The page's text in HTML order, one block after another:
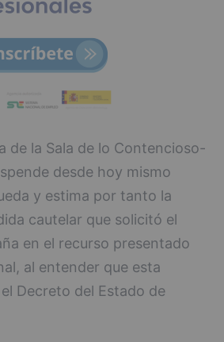
de la Sala de lo Contencioso-
desde hoy mismo
y estima por tanto la
cautelar que solicitó el
en el recurso presentado
al entender que esta
Decreto del Estado de